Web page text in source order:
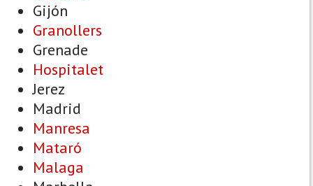
Gijón
Granollers
Grenade
Hospitalet
Jerez
Madrid
Manresa
Mataró
Malaga